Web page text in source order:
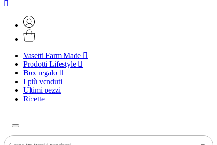
Vasetti Farm Made
Prodotti Lifestyle
Box regalo
I più venduti
Ultimi pezzi
Ricette